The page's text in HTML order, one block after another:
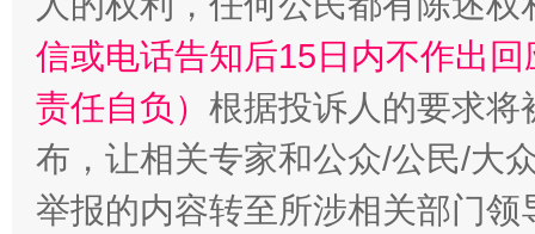
信或电话告知后15日内不作出
责任自负） 根据投诉人的要求将
布，让相关专家和公众/公民/大
举报的内容转至所涉相关部门